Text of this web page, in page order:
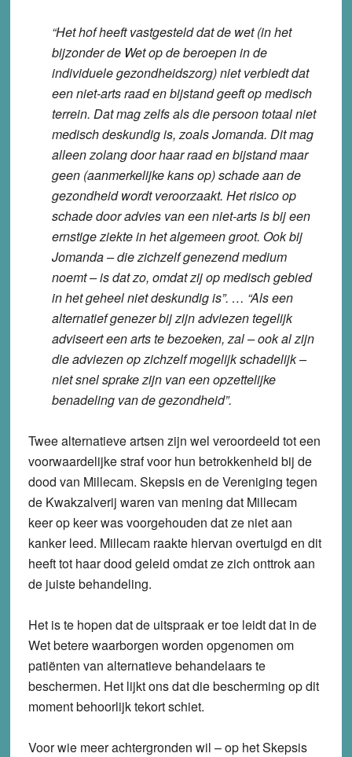
“Het hof heeft vastgesteld dat de wet (in het
bijzonder de Wet op de beroepen in de
individuele gezondheidszorg) niet verbiedt dat
een niet-arts raad en bijstand geeft op medisch
terrein. Dat mag zelfs als die persoon totaal niet
medisch deskundig is, zoals Jomanda. Dit mag
alleen zolang door haar raad en bijstand maar
geen (aanmerkelijke kans op) schade aan de
gezondheid wordt veroorzaakt. Het risico op
schade door advies van een niet-arts is bij een
ernstige ziekte in het algemeen groot. Ook bij
Jomanda – die zichzelf genezend medium
noemt – is dat zo, omdat zij op medisch gebied
in het geheel niet deskundig is”. … “Als een
alternatief genezer bij zijn adviezen tegelijk
adviseert een arts te bezoeken, zal – ook al zijn
die adviezen op zichzelf mogelijk schadelijk –
niet snel sprake zijn van een opzettelijke
benadeling van de gezondheid”.
Twee alternatieve artsen zijn wel veroordeeld tot een
voorwaardelijke straf voor hun betrokkenheid bij de
dood van Millecam. Skepsis en de Vereniging tegen
de Kwakzalverij waren van mening dat Millecam
keer op keer was voorgehouden dat ze niet aan
kanker leed. Millecam raakte hiervan overtuigd en dit
heeft tot haar dood geleid omdat ze zich onttrok aan
de juiste behandeling.
Het is te hopen dat de uitspraak er toe leidt dat in de
Wet betere waarborgen worden opgenomen om
patiënten van alternatieve behandelaars te
beschermen. Het lijkt ons dat die bescherming op dit
moment behoorlijk tekort schiet.
Voor wie meer achtergronden wil – op het Skepsis